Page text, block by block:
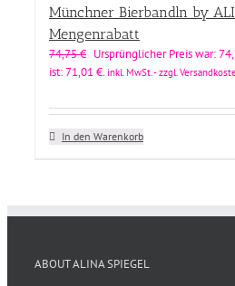
Münchner Bierbandln by
Mengenrabatt
74,75€ Ursprünglicher Preis war:
ist: 71,01 €. inkl. MwSt. - zzgl.
In den Warenkorb
ABOUT ALINA SPIEGEL